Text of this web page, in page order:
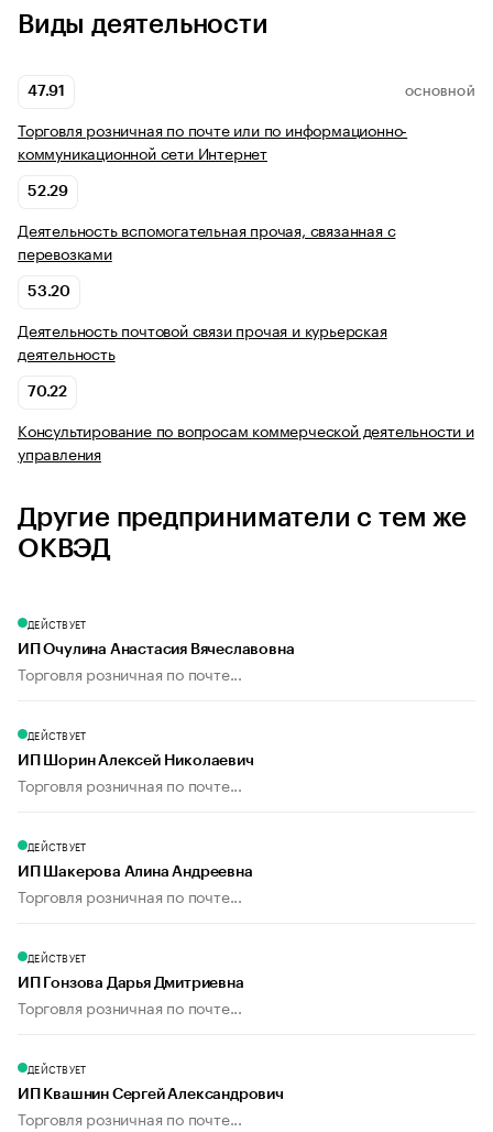
Виды деятельности
47.91 ОСНОВНОЙ
Торговля розничная по почте или по информационно-
коммуникационной сети Интернет
52.29
Деятельность вспомогательная прочая, связанная с
перевозками
53.20
Деятельность почтовой связи прочая и курьерская
деятельность
70.22
Консультирование по вопросам коммерческой деятельности и
управления
Другие предприниматели с тем же
ОКВЭД
ДЕЙСТВУЕТ
ИП Очулина Анастасия Вячеславовна
Торговля розничная по почте...
ДЕЙСТВУЕТ
ИП Шорин Алексей Николаевич
Торговля розничная по почте...
ДЕЙСТВУЕТ
ИП Шакерова Алина Андреевна
Торговля розничная по почте...
ДЕЙСТВУЕТ
ИП Гонзова Дарья Дмитриевна
Торговля розничная по почте...
ДЕЙСТВУЕТ
ИП Квашнин Сергей Александрович
Торговля розничная по почте...